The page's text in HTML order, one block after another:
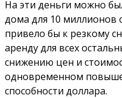
На эти деньги можно
дома для 10 миллионов
привело бы к резкому
аренду для всех
снижению цен и
одновременном
способности доллара.